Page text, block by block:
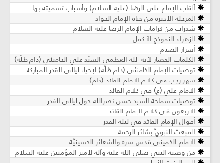
ألقاب الإمام علي الرضا (عليه السلام) وأسباب تسميته بها
المرحلة الأخيرة من حياة الإمام الجواد
شذرات من كرامات الإمام الرضا عليه السلام
الزهراء النموذج الأكمل
أسرار الصيام
الكلمات القصار لآية الله العظمى السيّد علي الخامنئي (دام ظلّه)
توصيات الإمام الخامنئي (دام ظلّه) لإحياء ليالي القدر المباركة
شهر رجب في كلام الإمام القائد (دام)
الامام علي (ع) في كلام القائد
توصيات سماحة السيد حسن نصرالله حول ليالي القدر
الأربعون في كلام الإمام القائد
أقوال الإمام القائد في ليلة القدر
المبعث النبويّ بشائر الرحمة
الإمام الخميني قدس سره والشعائر الحسينيّة
من وصية النبي صلى الله عليه وآله لأمير المؤمنين عليه السلام